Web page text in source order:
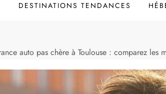
DESTINATIONS TENDANCES
auto pas chère à Toulouse : comparez les